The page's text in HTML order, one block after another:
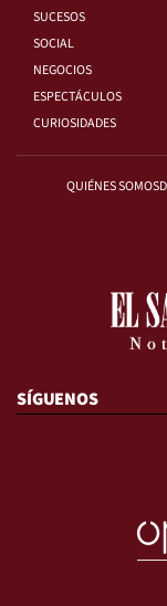
SUCESOS
SOCIAL
NEGOCIOS
ESPECTÁCULOS
CURIOSIDADES
QUIÉNES SOMOS
SÍGUENOS